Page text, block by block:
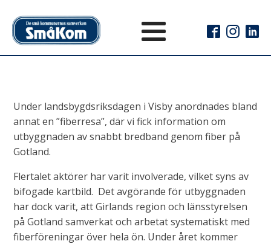
Under landsbygdsriksdagen i Visby anordnades bland
annat en ”fiberresa”, där vi fick information om
utbyggnaden av snabbt bredband genom fiber på
Gotland.
Flertalet aktörer har varit involverade, vilket syns av
bifogade kartbild. Det avgörande för utbyggnaden
har dock varit, att Girlands region och länsstyrelsen
på Gotland samverkat och arbetat systematiskt med
fiberföreningar över hela ön. Under året kommer